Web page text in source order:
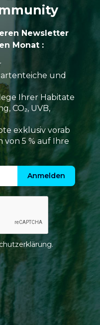
Newsletter
Monat :
und
Ihrer Habitate
CO₂, UVB,
exklusiv vorab
von 5 % auf Ihre
Anmelden
.